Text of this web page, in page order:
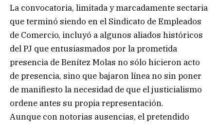
La convocatoria, limitada y marcadamente sectaria
que terminó siendo en el Sindicato de Empleados
de Comercio, incluyó a algunos aliados históricos
del PJ que entusiasmados por la prometida
presencia de Benítez Molas no sólo hicieron acto
de presencia, sino que bajaron línea no sin poner
de manifiesto la necesidad de que el justicialismo
ordene antes su propia representación.
Aunque con notorias ausencias, el pretendido